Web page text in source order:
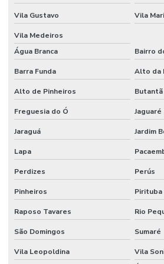
Empresa de monitoramento 24 horas
Empresa de monitoramento de alarmes
Empresa de projeto cftv
Empresa de segurança eletronica
Empresas de controle de acesso
Especialistas em cftv
Gerenciamento de visitantes com controle
Gravação em nuvem para cftv corporativo
Identificação facial para condominios
Instalação de camera ip
Instalação de câmeras de segurança preço
Vila Gustavo Vila
Vila Medeiros
Água Branca
Bairro
Barra Funda Alto da
Alto de Pinheiros Butantã
Freguesia do Ó Jaguaré
Jaraguá Jardim
Lapa
Perdizes Perús
Pinheiros Pirituba
Raposo Tavares Rio
São Domingos Sumaré
Vila Leopoldina
Vila